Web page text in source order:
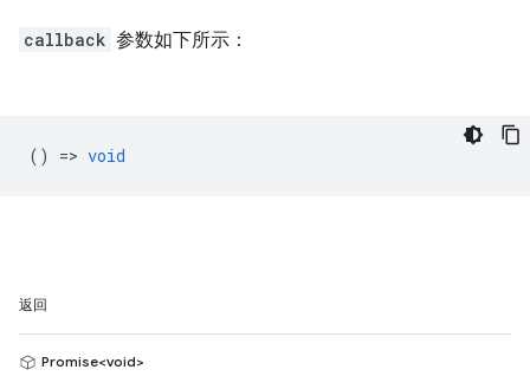
callback 参数如下所示：
() => void
返回
Promise<void>